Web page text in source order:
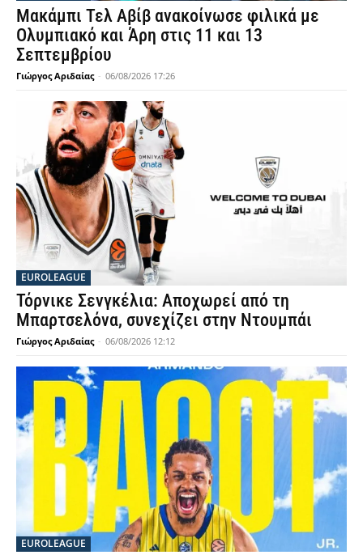
Μακάμπι Τελ Αβίβ ανακοίνωσε φιλικά με
Ολυμπιακό και Άρη στις 11 και 13
Σεπτεμβρίου
Γιώργος Αριδαίας - 06/08/2026 17:26
EUROLEAGUE
Τόρνικε Σενγκέλια: Αποχωρεί από τη
Μπαρτσελόνα, συνεχίζει στην Ντουμπάι
Γιώργος Αριδαίας - 06/08/2026 12:12
EUROLEAGUE